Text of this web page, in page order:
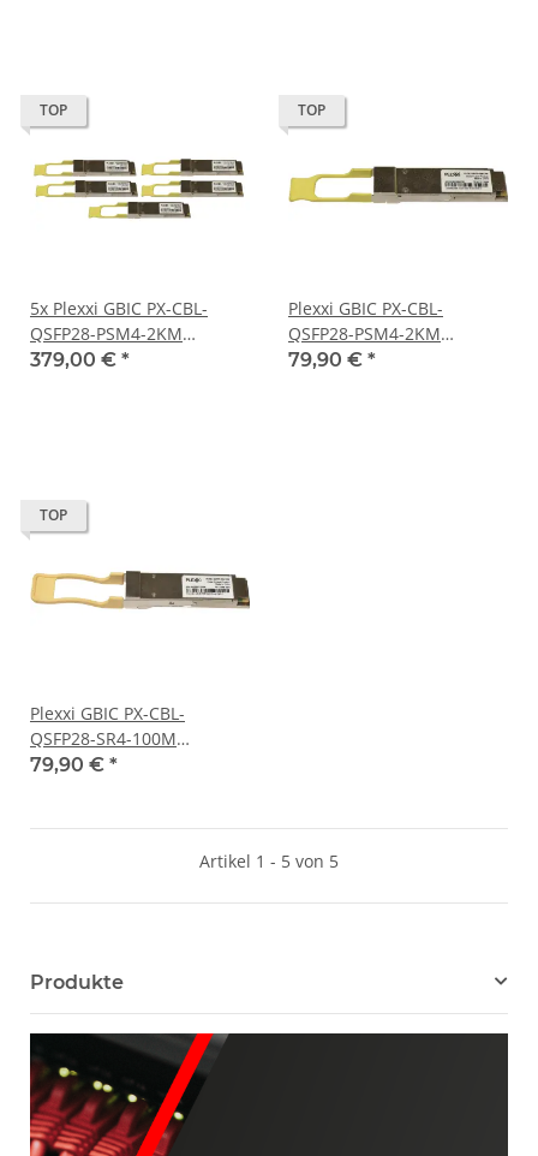
TOP
5x Plexxi GBIC PX-CBL-
QSFP28-PSM4-2KM
100Gbps QSFP28 1310nm
379,00 € *
TOP
Plexxi GBIC PX-CBL-
QSFP28-PSM4-2KM
100Gbps QSFP28 1310nm
79,90 € *
TOP
Plexxi GBIC PX-CBL-
QSFP28-SR4-100M
100Gbps QSFP28 850nm
79,90 € *
Artikel 1 - 5 von 5
Produkte